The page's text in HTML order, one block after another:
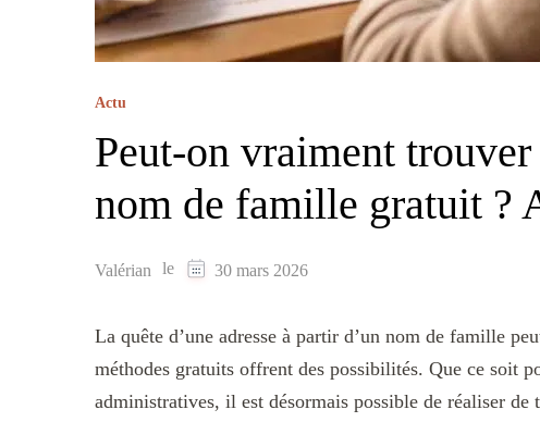
Actu
Peut-on vraiment trouver
nom de famille gratuit ?
Valérian le 30 mars 2026
La quête d’une adresse à partir d’un nom de famille
méthodes gratuits offrent des possibilités. Que ce soit
administratives, il est désormais possible de réaliser de